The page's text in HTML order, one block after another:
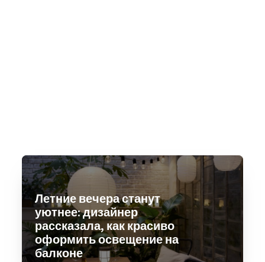
Летние вечера станут
уютнее: дизайнер
рассказала, как красиво
оформить освещение на
балконе